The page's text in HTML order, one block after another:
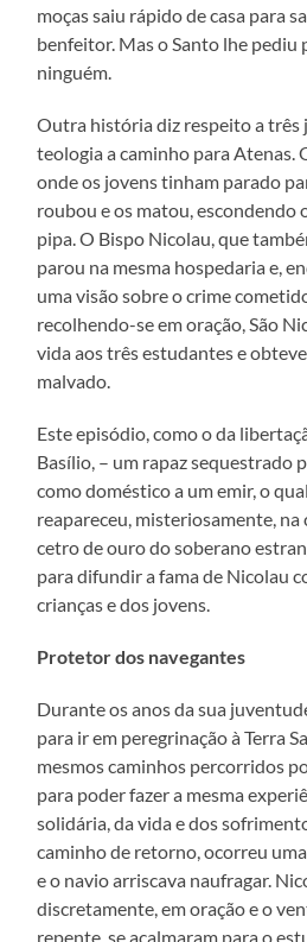
moças saiu rápido de casa para
benfeitor. Mas o Santo lhe pediu
ninguém.
Outra história diz respeito a três
teologia a caminho para Atenas.
onde os jovens tinham parado
roubou e os matou, escondendo
pipa. O Bispo Nicolau, que
parou na mesma hospedaria e,
uma visão sobre o crime
recolhendo-se em oração, São
vida aos três estudantes e
malvado.
Este episódio, como o da
Basílio, – um rapaz sequestrado
como doméstico a um emir, o
reapareceu, misteriosamente, na
cetro de ouro do soberano
para difundir a fama de Nicolau
crianças e dos jovens.
Protetor dos navegantes
Durante os anos da sua
para ir em peregrinação à Terra
mesmos caminhos percorridos
para poder fazer a mesma
solidária, da vida e dos
caminho de retorno, ocorreu
e o navio arriscava naufragar.
discretamente, em oração e o
repente, se acalmaram para o